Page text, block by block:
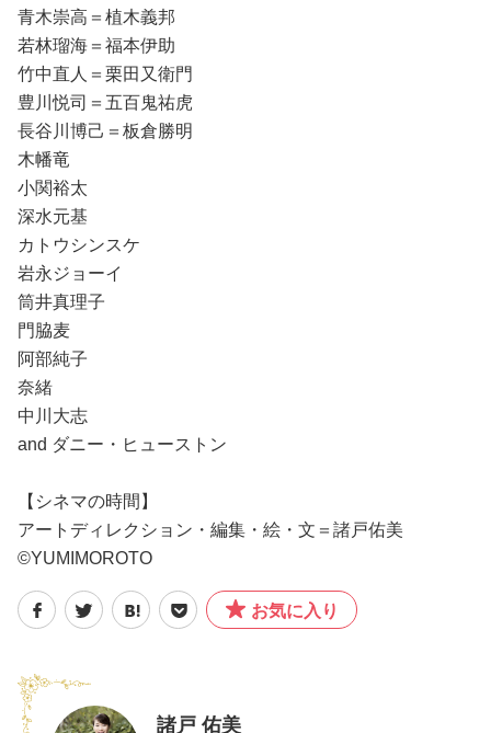
青木崇高＝植木義邦
若林瑠海＝福本伊助
竹中直人＝栗田又衛門
豊川悦司＝五百鬼祐虎
長谷川博己＝板倉勝明
木幡竜
小関裕太
深水元基
カトウシンスケ
岩永ジョーイ
筒井真理子
門脇麦
阿部純子
奈緒
中川大志
and ダニー・ヒューストン
【シネマの時間】
アートディレクション・編集・絵・文＝諸戸佑美
©︎YUMIMOROTO
お気に入り
諸戸 佑美